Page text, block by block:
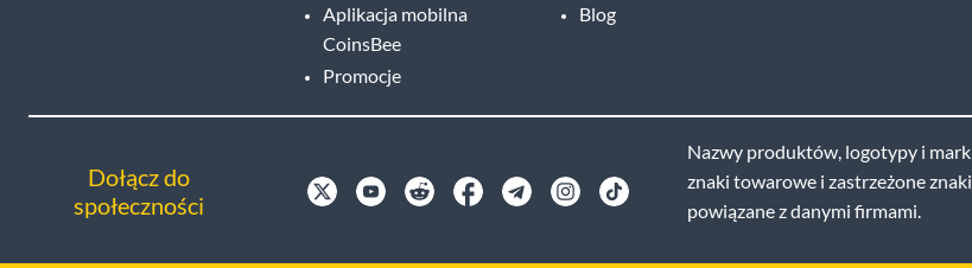
Aplikacja mobilna
CoinsBee
Promocje
Blog
Dołącz do
społeczności
Nazwy produktów, logotypy i
znaki towarowe i zastrzeżone
powiązane z danymi firmami.